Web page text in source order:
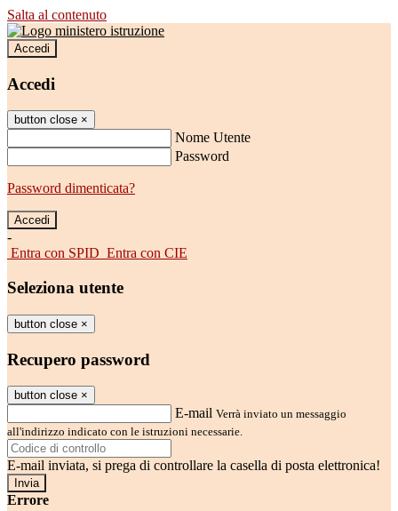
Salta al contenuto
Accedi
Accedi
button close ×
Nome Utente
Password
Password dimenticata?
-
Entra con SPID Entra con CIE
Seleziona utente
button close ×
Recupero password
button close ×
E-mail Verrà inviato un messaggio
all'indirizzo indicato con le istruzioni necessarie.
E-mail inviata, si prega di controllare la casella di posta elettronica!
Errore